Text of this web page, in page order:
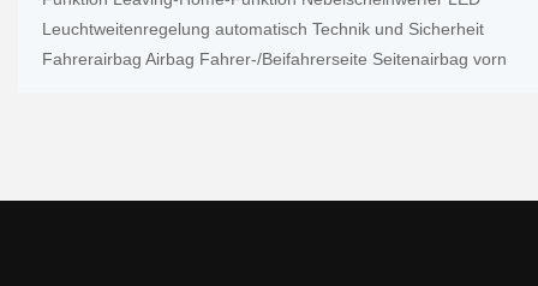
Leuchtweitenregelung automatisch Technik und Sicherheit
Fahrerairbag Airbag Fahrer-/Beifahrerseite Seitenairbag vorn